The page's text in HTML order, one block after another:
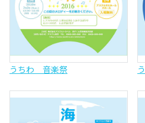
うちわ 音楽祭